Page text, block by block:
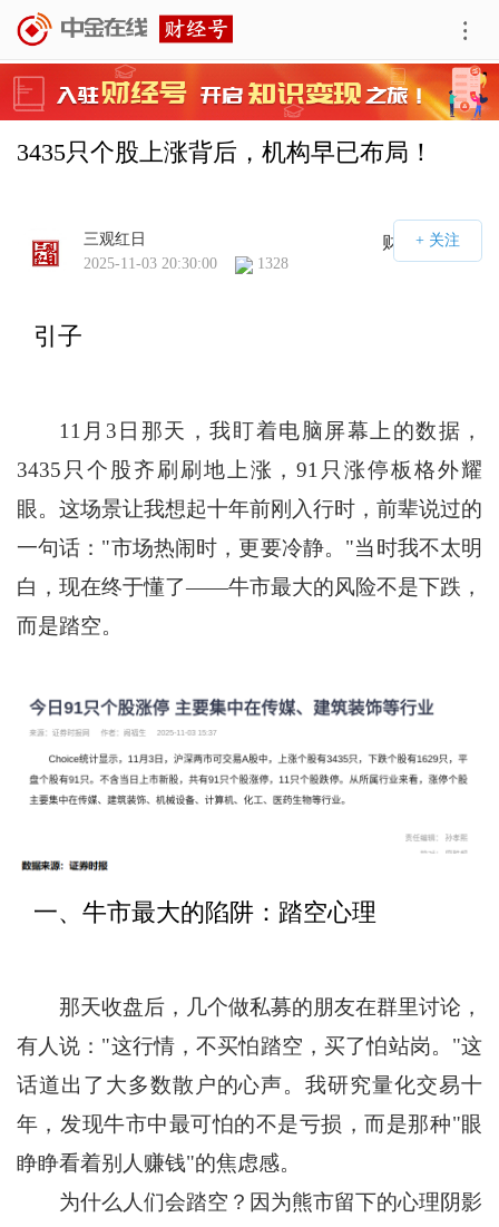
3435只个股上涨背后，机构早已布局！
财经号APP
三观红日
2025-11-03 20:30:00
1328
引子
11月3日那天，我盯着电脑屏幕上的数据，
3435只个股齐刷刷地上涨，91只涨停板格外耀
眼。这场景让我想起十年前刚入行时，前辈说过的
一句话："市场热闹时，更要冷静。"当时我不太明
白，现在终于懂了——牛市最大的风险不是下跌，
而是踏空。
一、牛市最大的陷阱：踏空心理
那天收盘后，几个做私募的朋友在群里讨论，
有人说："这行情，不买怕踏空，买了怕站岗。"这
话道出了大多数散户的心声。我研究量化交易十
年，发现牛市中最可怕的不是亏损，而是那种"眼
睁睁看着别人赚钱"的焦虑感。
为什么人们会踏空？因为熊市留下的心理阴影